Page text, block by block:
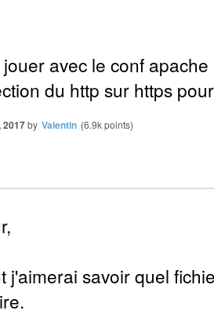
jouer avec le conf apache
du http sur https
2017by Valentin (6.9kpoints)
j'aimerai savoir quel